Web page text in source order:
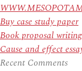
Buy case study paper
Book proposal
Cause and effect
Recent Comments